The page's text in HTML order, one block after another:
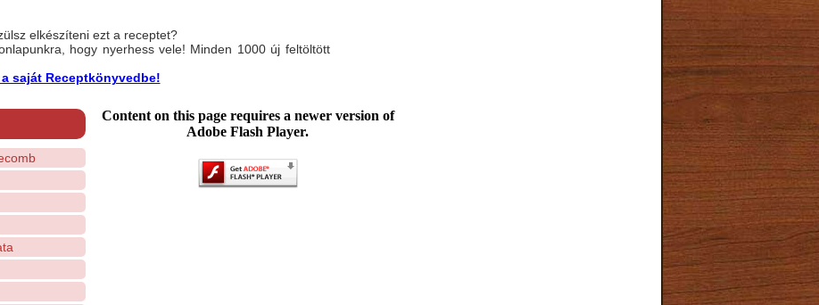
elkészíteni ezt a receptet?
hogy nyerhess vele! Minden 1000 új feltöltött
saját Receptkönyvedbe!
Content on this page requires a newer version of
Adobe Flash Player.